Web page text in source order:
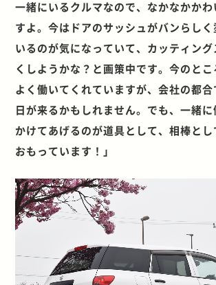
一緒にいるクルマなので、なかなかかわ
すよ。今はドアのサッシュがバンらし
いるのが気になっていて、カッティン
くしようかな？と画策中です。今のとこ
よく働いてくれていますが、会社の都
日が来るかもしれません。でも、一緒
かけてあげるのが道具として、相棒と
おもっています！」